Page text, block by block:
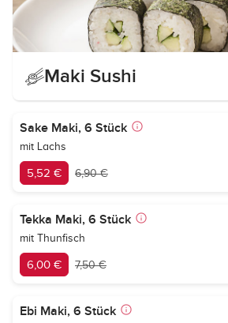
Maki Sushi
Sake Maki, 6 Stück
mit Lachs
5,52 € 6,90 €
Tekka Maki, 6 Stück
mit Thunfisch
6,00 € 7,50 €
Ebi Maki, 6 Stück